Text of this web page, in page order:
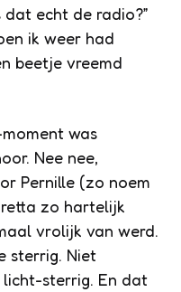
dat echt de radio?”
ik weer had
beetje vreemd
was
Nee nee,
Pernille (zo noem
zo hartelijk
vrolijk van werd.
sterrig. Niet
licht-sterrig. En dat